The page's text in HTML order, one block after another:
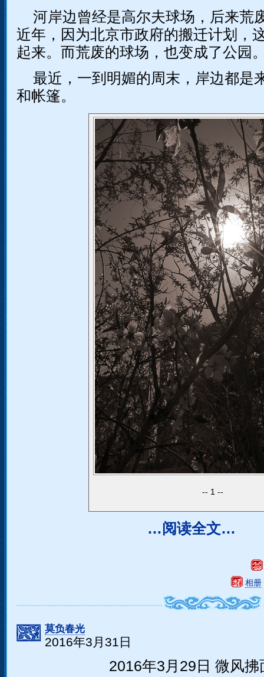
河岸边曾经是高尔夫球场，后来荒
近年，因为北京市政府的搬迁计划，
起来。而荒废的球场，也变成了公园
最近，一到明媚的周末，岸边都是
和帐篷。
1
…阅读全文…
相册
莫负春光
2016年3月31日
2016年3月29日 微风拂